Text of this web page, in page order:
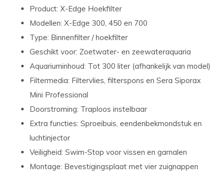
Product: X-Edge Hoekfilter
Modellen: X-Edge 300, 450 en 700
Type: Binnenfilter / hoekfilter
Geschikt voor: Zoetwater- en zeewateraquaria
Aquariuminhoud: Tot 300 liter (afhankelijk van model)
Filtermedia: Filtervlies, filterspons en Sera Siporax
Mini Professional
Doorstroming: Traploos instelbaar
Extra functies: Sproeibuis, eendenbekmondstuk en
luchtinjector
Veiligheid: Swim-Stop voor vissen en garnalen
Montage: Bevestigingsplaat met vier zuignappen